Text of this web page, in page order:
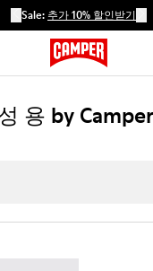
Sale: 추가 10% 할인받기
용 by